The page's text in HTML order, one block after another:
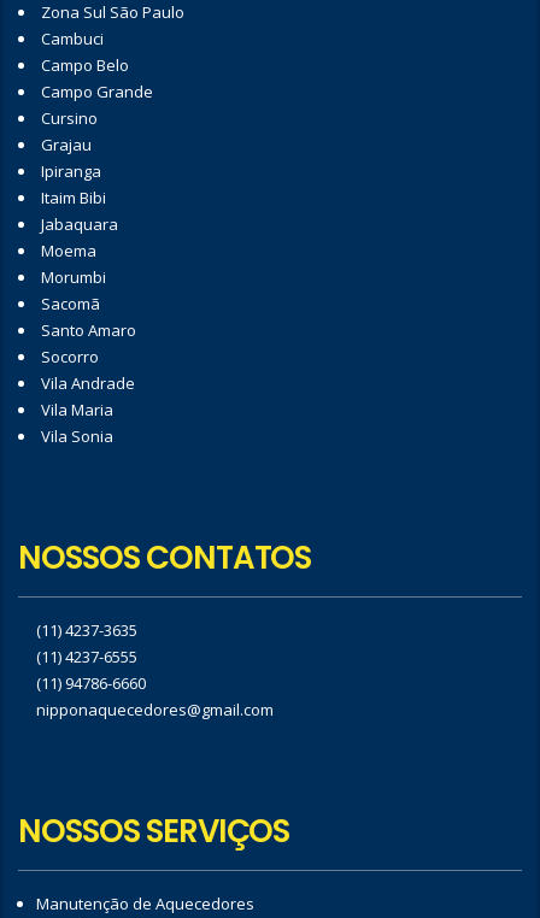
Zona Sul São Paulo
Cambuci
Campo Belo
Campo Grande
Cursino
Grajau
Ipiranga
Itaim Bibi
Jabaquara
Moema
Morumbi
Sacomã
Santo Amaro
Socorro
Vila Andrade
Vila Maria
Vila Sonia
NOSSOS CONTATOS
(11) 4237-3635
(11) 4237-6555
(11) 94786-6660
nipponaquecedores@gmail.com
NOSSOS SERVIÇOS
Manutenção de Aquecedores